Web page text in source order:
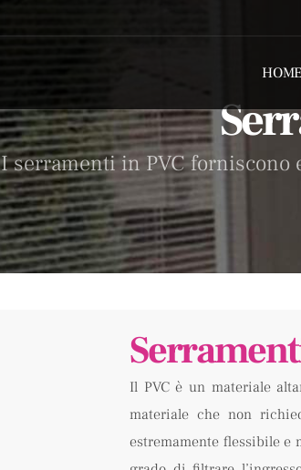
HOME
I serramenti in PVC forniscono
Il PVC è un materiale
materiale che non
estremamente flessibile